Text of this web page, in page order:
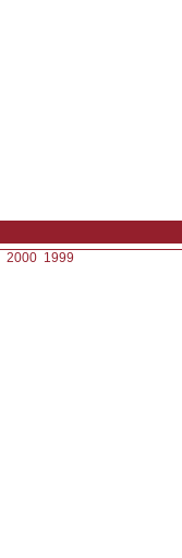
2000 1999